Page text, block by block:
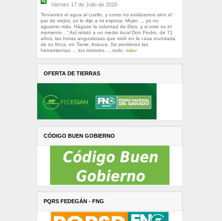
Viernes 17 de Julio de 2026
Teníamos el agua al cuello, y como no estábamos sino el
par de viejos, yo le dije a mi esposa: Mujer…, yo no
aguanto más. Hágase la voluntad de Dios, y si este es el
momento…” Así relató a un medio local Don Pedro, de 71
años, las horas angustiosas que vivió en la casa inundada
de su finca, en Tame, Arauca. Se perdieron las
herramientas…, los motores…, todo. más›
OFERTA DE TIERRAS
CÓDIGO BUEN GOBIERNO
PQRS FEDEGÁN - FNG